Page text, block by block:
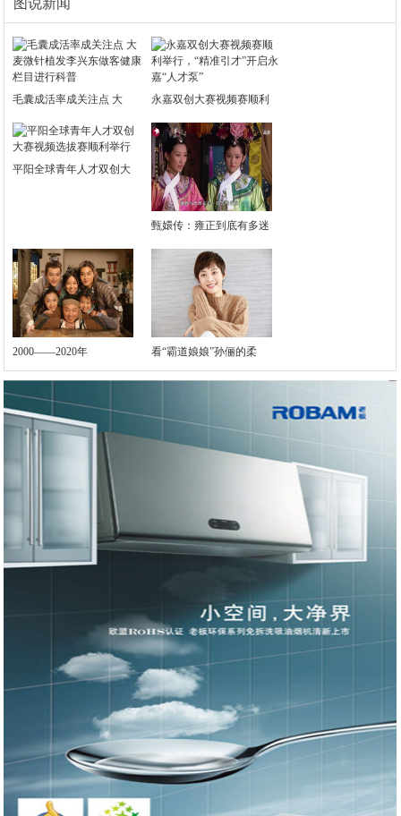
图说新闻
毛囊成活率成关注点 大 永嘉双创大赛视频赛顺利
平阳全球青年人才双创大
甄嬛传：雍正到底有多迷
2000——2020年 看“霸道娘娘”孙俪的柔